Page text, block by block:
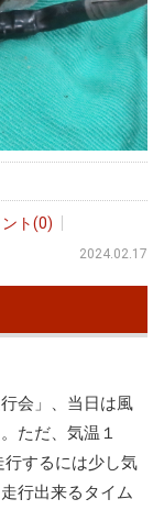
ント(0)
2024.02.17
会」、当日は風
ただ、気温１
するには少し気
行出来るタイム